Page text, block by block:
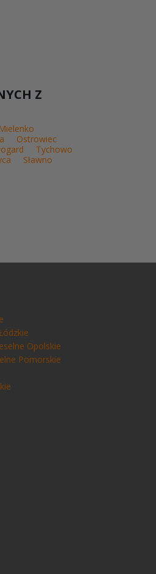
Z
Mielenko
Ostrowiec
Tychowo
Sławno
Opolskie
Pomorskie